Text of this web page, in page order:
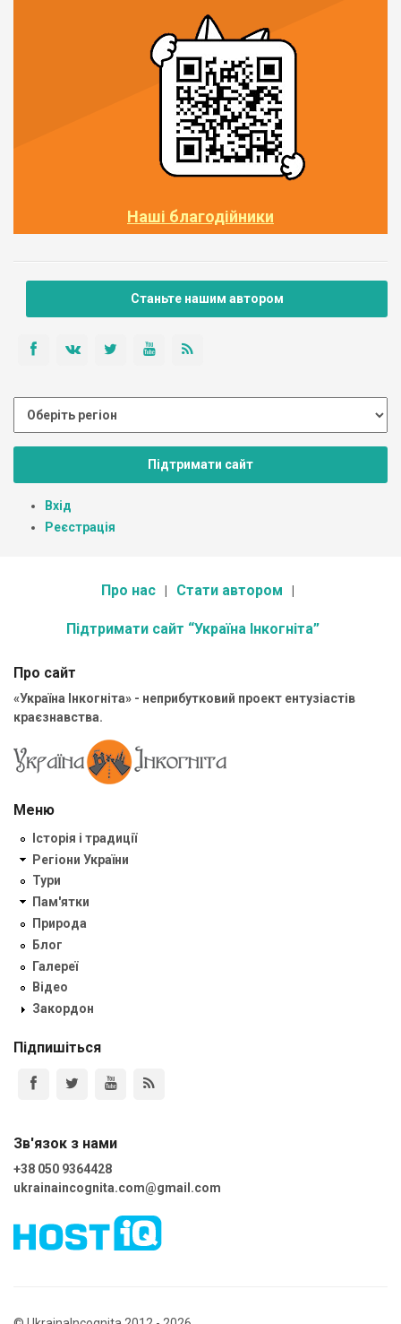
Наші благодійники
Станьте нашим автором
Підтримати сайт
Вхід
Реєстрація
Про нас Стати автором
Підтримати сайт “Україна Інкогніта”
Про сайт
«Україна Інкогніта» - неприбутковий проект ентузіастів
краєзнавства.
Меню
Історія і традиції
Регіони України
Тури
Пам'ятки
Природа
Блог
Галереї
Відео
Закордон
Підпишіться
Зв'язок з нами
+38 050 9364428
ukrainaincognita.com@gmail.com